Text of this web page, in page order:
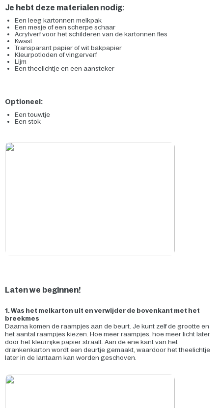
Je hebt deze materialen nodig:
Een leeg kartonnen melkpak
Een mesje of een scherpe schaar
Acrylverf voor het schilderen van de kartonnen fles
Kwast
Transparant papier of wit bakpapier
Kleurpotloden of vingerverf
Lijm
Een theelichtje en een aansteker
Optioneel:
Een touwtje
Een stok
Laten we beginnen!
1. Was het melkarton uit en verwijder de bovenkant met het
breekmes
Daarna komen de raampjes aan de beurt. Je kunt zelf de grootte en
het aantal raampjes kiezen. Hoe meer raampjes, hoe meer licht later
door het kleurrijke papier straalt. Aan de ene kant van het
drankenkarton wordt een deurtje gemaakt, waardoor het theelichtje
later in de lantaarn kan worden geschoven.